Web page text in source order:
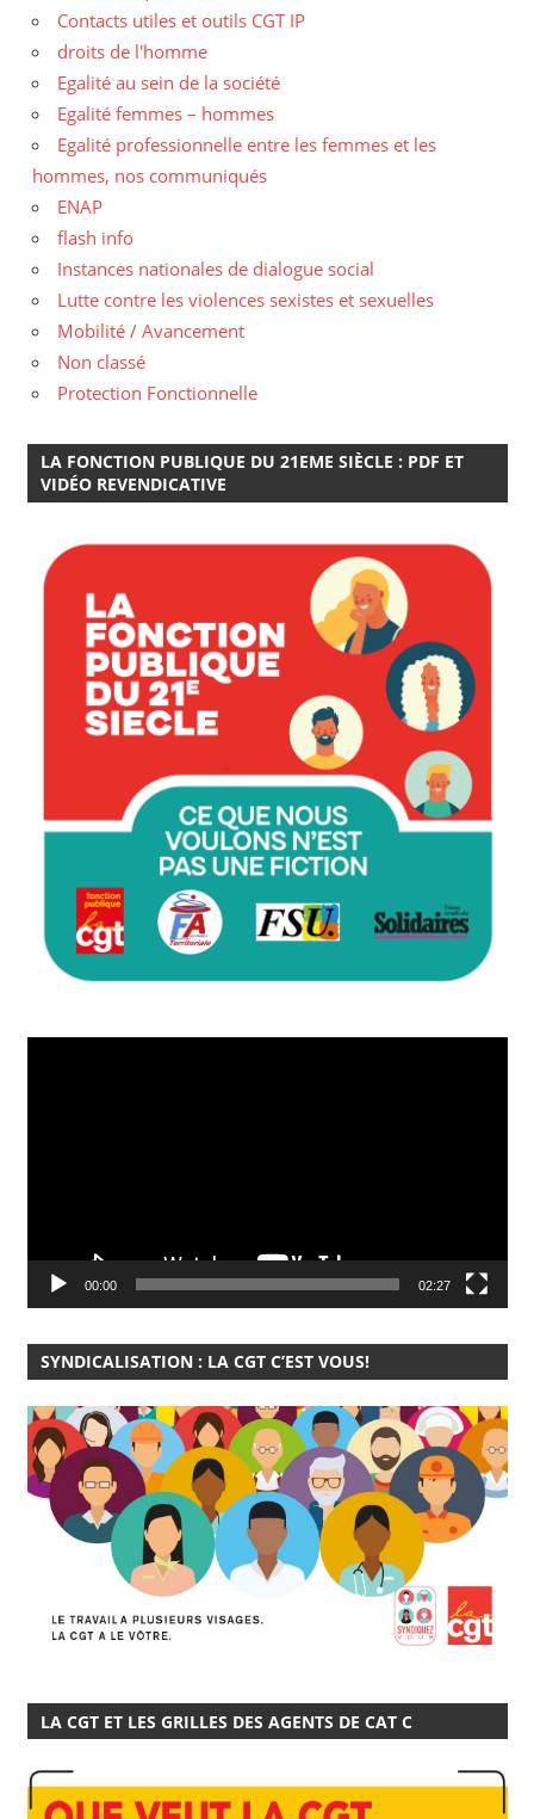
Contacts utiles et outils CGT IP
droits de l'homme
Egalité au sein de la société
Egalité femmes – hommes
Egalité professionnelle entre les femmes et les
hommes, nos communiqués
ENAP
flash info
Instances nationales de dialogue social
Lutte contre les violences sexistes et sexuelles
Mobilité / Avancement
Non classé
Protection Fonctionnelle
LA FONCTION PUBLIQUE DU 21EME SIÈCLE : PDF ET
VIDÉO REVENDICATIVE
00:00 02:27
SYNDICALISATION : LA CGT C’EST VOUS!
LA CGT ET LES GRILLES DES AGENTS DE CAT C